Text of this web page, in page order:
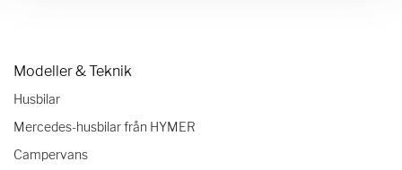
Modeller & Teknik
Husbilar
Mercedes-husbilar från HYMER
Campervans